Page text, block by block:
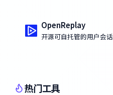
OpenReplay
开源可自托管的用户会
热门工具